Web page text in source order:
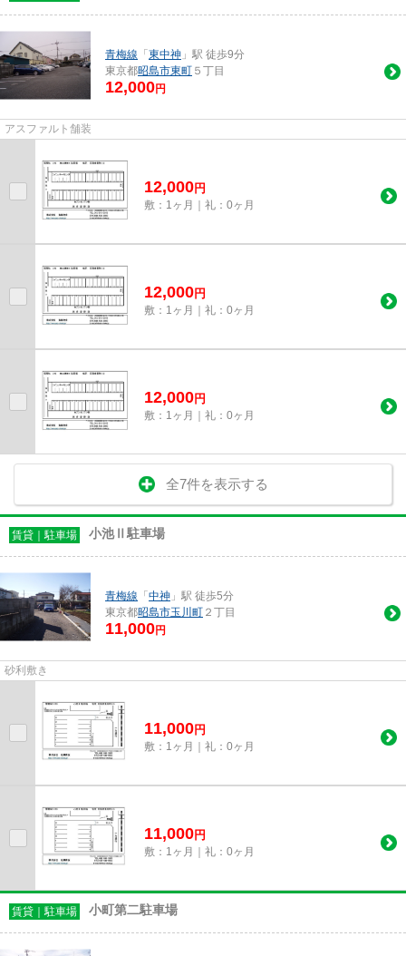
青梅線 「 東中神 」駅 徒歩9分
東京都昭島市東町 ５丁目
12,000円
アスファルト舗装
12,000円
敷：1ヶ月｜礼：0ヶ月
12,000円
敷：1ヶ月｜礼：0ヶ月
12,000円
敷：1ヶ月｜礼：0ヶ月
全7件を表示する
賃貸｜駐車場 小池Ⅱ駐車場
青梅線 「 中神 」駅 徒歩5分
東京都昭島市玉川町 ２丁目
11,000円
砂利敷き
11,000円
敷：1ヶ月｜礼：0ヶ月
11,000円
敷：1ヶ月｜礼：0ヶ月
賃貸｜駐車場 小町第二駐車場